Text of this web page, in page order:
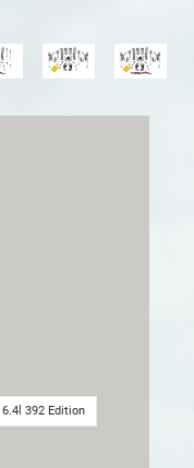
6.4l 392 Edition